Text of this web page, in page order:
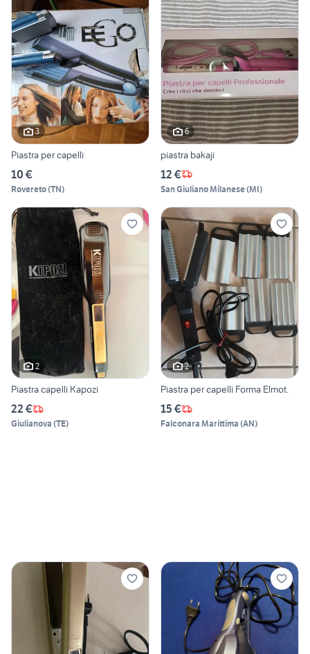
3
Piastra per capelli
10 €
Rovereto(TN)
6
piastra bakaji
12 €
San Giuliano Milanese(MI)
2
Piastra capelli Kapozi
22 €
Giulianova (TE)
2
Piastra per capelli Forma Elmot.
15 €
Falconara Marittima (AN)